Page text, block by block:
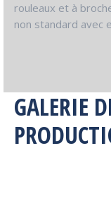
rouleaux et à
non standard avec
GALERIE